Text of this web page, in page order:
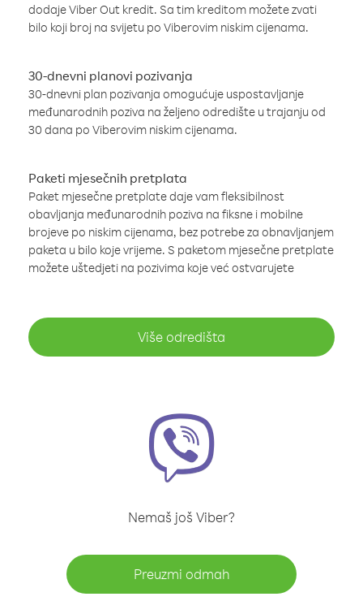
dodaje Viber Out kredit. Sa tim kreditom možete zvati
bilo koji broj na svijetu po Viberovim niskim cijenama.
30-dnevni planovi pozivanja
30-dnevni plan pozivanja omogućuje uspostavljanje
međunarodnih poziva na željeno odredište u trajanju od
30 dana po Viberovim niskim cijenama.
Paketi mjesečnih pretplata
Paket mjesečne pretplate daje vam fleksibilnost
obavljanja međunarodnih poziva na fiksne i mobilne
brojeve po niskim cijenama, bez potrebe za obnavljanjem
paketa u bilo koje vrijeme. S paketom mjesečne pretplate
možete uštedjeti na pozivima koje već ostvarujete
Više odredišta
Nemaš još Viber?
Preuzmi odmah